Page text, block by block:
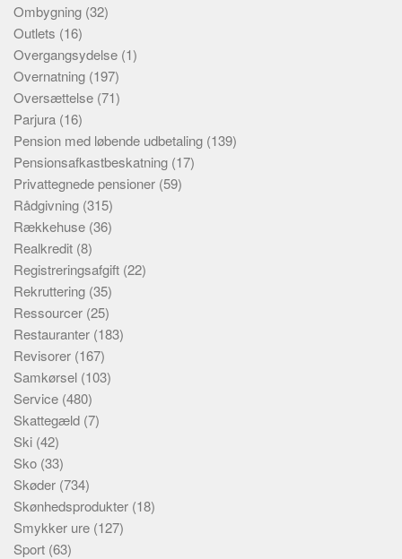
Ombygning (32)
Outlets (16)
Overgangsydelse (1)
Overnatning (197)
Oversættelse (71)
Parjura (16)
Pension med løbende udbetaling (139)
Pensionsafkastbeskatning (17)
Privattegnede pensioner (59)
Rådgivning (315)
Rækkehuse (36)
Realkredit (8)
Registreringsafgift (22)
Rekruttering (35)
Ressourcer (25)
Restauranter (183)
Revisorer (167)
Samkørsel (103)
Service (480)
Skattegæld (7)
Ski (42)
Sko (33)
Skøder (734)
Skønhedsprodukter (18)
Smykker ure (127)
Sport (63)